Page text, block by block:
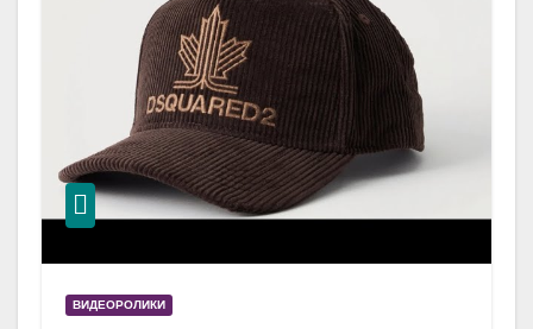
ВИДЕОРОЛИКИ